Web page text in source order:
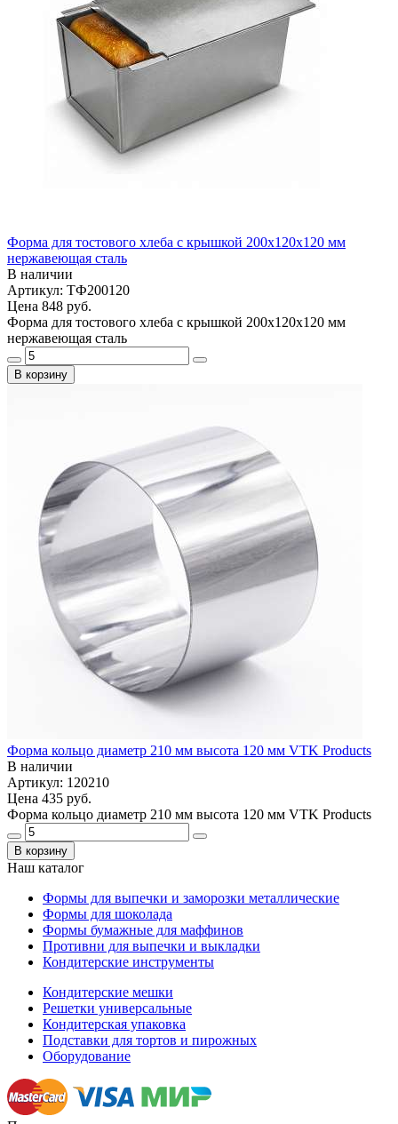
Форма для тостового хлеба с крышкой 200х120х120 мм
нержавеющая сталь
В наличии
Артикул: ТФ200120
Цена 848 руб.
Форма для тостового хлеба с крышкой 200х120х120 мм
нержавеющая сталь
В корзину
Форма кольцо диаметр 210 мм высота 120 мм VTK Products
В наличии
Артикул: 120210
Цена 435 руб.
Форма кольцо диаметр 210 мм высота 120 мм VTK Products
В корзину
Наш каталог
Формы для выпечки и заморозки металлические
Формы для шоколада
Формы бумажные для маффинов
Противни для выпечки и выкладки
Кондитерские инструменты
Кондитерские мешки
Решетки универсальные
Кондитерская упаковка
Подставки для тортов и пирожных
Оборудование